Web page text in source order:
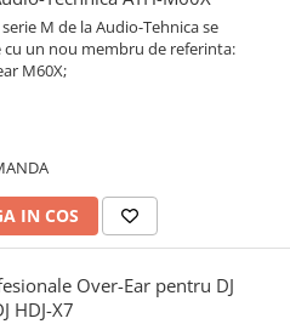
M de la Audio-Tehnica se
cu un nou membru de referinta:
M60X;
IN COS
Over-Ear pentru DJ
HDJ-X7